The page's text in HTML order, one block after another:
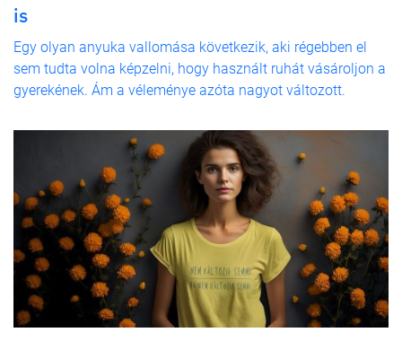
is
Egy olyan anyuka vallomása következik, aki régebben el
sem tudta volna képzelni, hogy használt ruhát vásároljon a
gyerekének. Ám a véleménye azóta nagyot változott.